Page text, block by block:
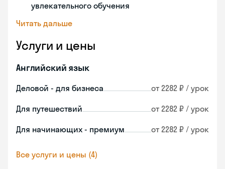
увлекательного обучения
Читать дальше
Услуги и цены
Английский язык
Деловой - для бизнеса от 2282 ₽ / урок
Для путешествий от 2282 ₽ / урок
Для начинающих - премиум от 2282 ₽ / урок
Все услуги и цены (4)